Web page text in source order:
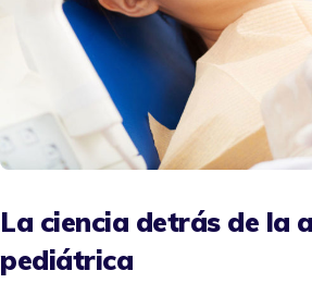
La ciencia detrás de la
pediátrica